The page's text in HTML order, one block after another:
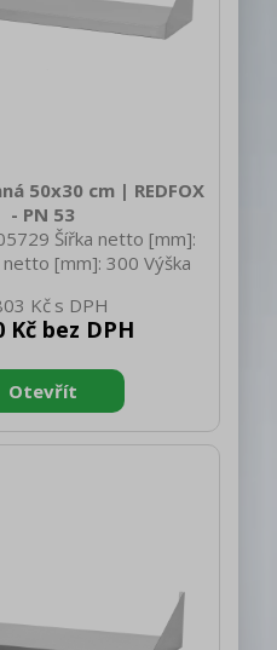
50x30 cm | REDFOX
- PN 53
Šířka netto [mm]:
[mm]: 300 Výška
[mm]: 510 Hloubka
Výška brutto [mm]:
Nosnost [kg]: 50
Kč
Kč bez DPH